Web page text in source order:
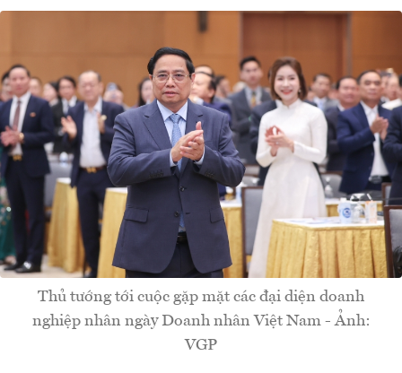
Thủ tướng tới cuộc gặp mặt các đại diện doanh
nghiệp nhân ngày Doanh nhân Việt Nam - Ảnh:
VGP